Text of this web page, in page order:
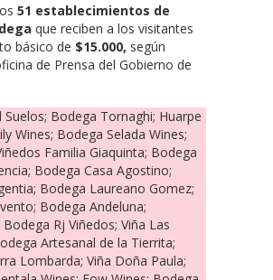
51 establecimientos de
que reciben a los visitantes
básico de $15.000, según
de Prensa del Gobierno de
Suelos; Bodega Tornaghi; Huarpe
Wines; Bodega Selada Wines;
Familia Giaquinta; Bodega
Bodega Casa Agostino;
Bodega Laureano Gomez;
Bodega Andeluna;
Rj Viñedos; Viña Las
Artesanal de la Tierrita;
Lombarda; Viña Doña Paula;